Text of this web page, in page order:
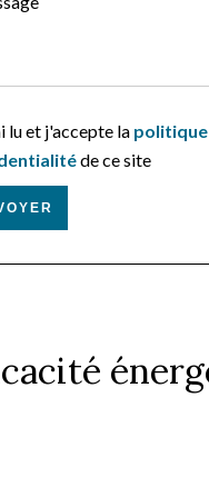
lu et j'accepte la
de ce site